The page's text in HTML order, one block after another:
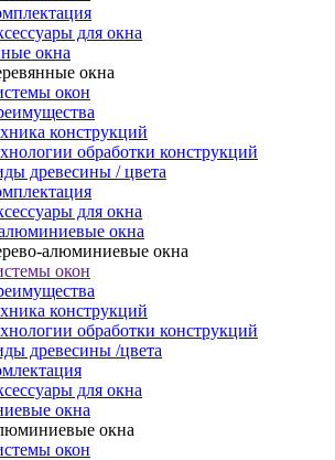
для окна
окна
окна
окон
конструкций
обработки конструкций
древесины / цвета
для окна
окна
алюминиевые окна
окон
конструкций
обработки конструкций
древесины /цвета
для окна
окна
окна
окон